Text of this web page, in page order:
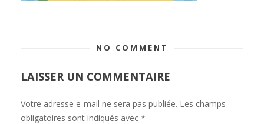
NO COMMENT
LAISSER UN COMMENTAIRE
Votre adresse e-mail ne sera pas publiée. Les champs
obligatoires sont indiqués avec *